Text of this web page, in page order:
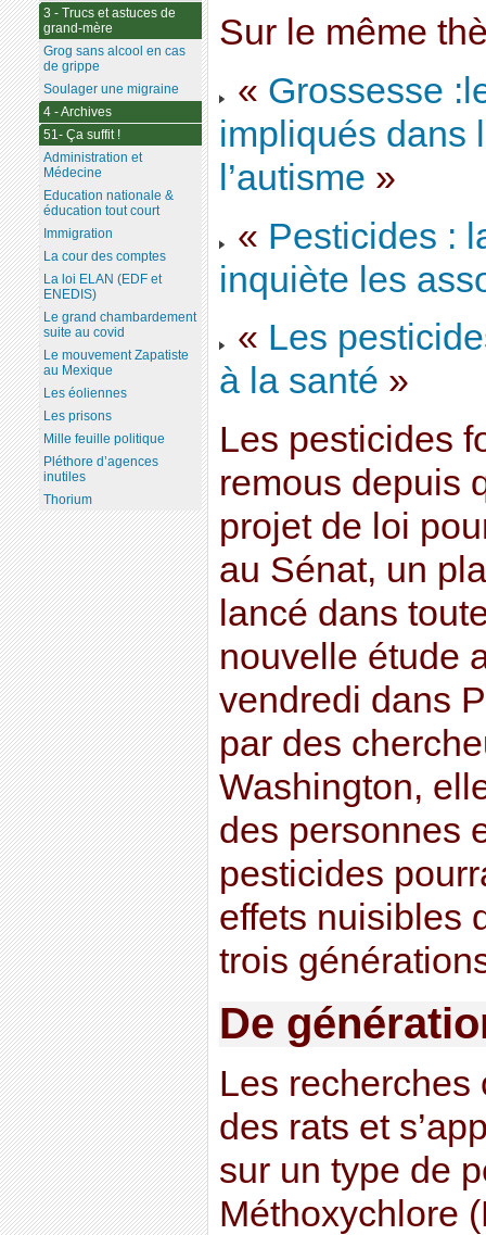
Sur le même
« Grossesse
impliqués dans
l’autisme »
« Pesticides :
inquiète les
« Les
à la santé »
Les pesticides
remous depuis
projet de loi
au Sénat, un
lancé dans
nouvelle étude
vendredi dans
par des
Washington,
des personnes
pesticides
effets nuisibles
trois
De
Les recherches
des rats et
sur un type de
Méthoxychlore
3 - Trucs et astuces de
grand-mère
Grog sans alcool en cas
de grippe
Soulager une migraine
4 - Archives
51- Ça suffit !
Administration et
Médecine
Education nationale &
éducation tout court
Immigration
La cour des comptes
La loi ELAN (EDF et
ENEDIS)
Le grand chambardement
suite au covid
Le mouvement Zapatiste
au Mexique
Les éoliennes
Les prisons
Mille feuille politique
Pléthore d’agences
inutiles
Thorium